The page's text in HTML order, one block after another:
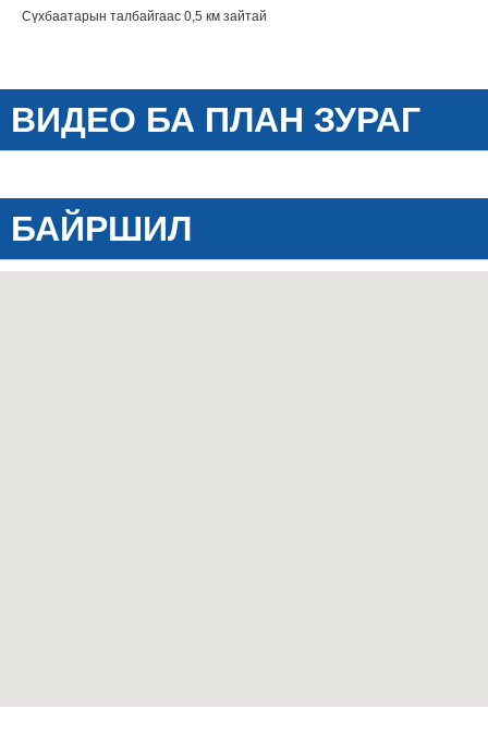
Сүхбаатарын талбайгаас 0,5 км зайтай
ВИДЕО БА ПЛАН ЗУРАГ
БАЙРШИЛ